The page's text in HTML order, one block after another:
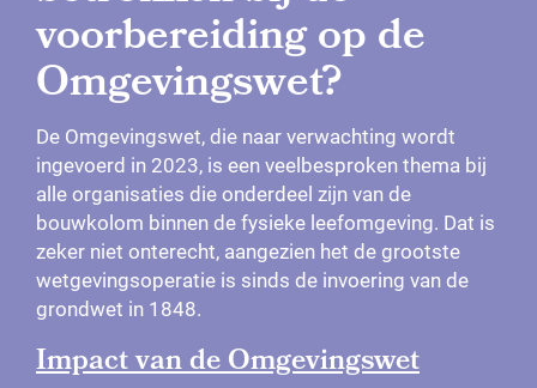
voorbereiding op de
Omgevingswet?
De Omgevingswet, die naar verwachting wordt
ingevoerd in 2023, is een veelbesproken thema bij
alle organisaties die onderdeel zijn van de
bouwkolom binnen de fysieke leefomgeving. Dat is
zeker niet onterecht, aangezien het de grootste
wetgevingsoperatie is sinds de invoering van de
grondwet in 1848.
Impact van de Omgevingswet